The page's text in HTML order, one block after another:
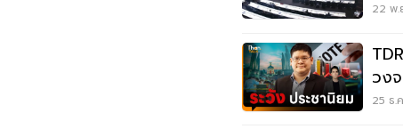
22 พ.
วง
25 ธ.